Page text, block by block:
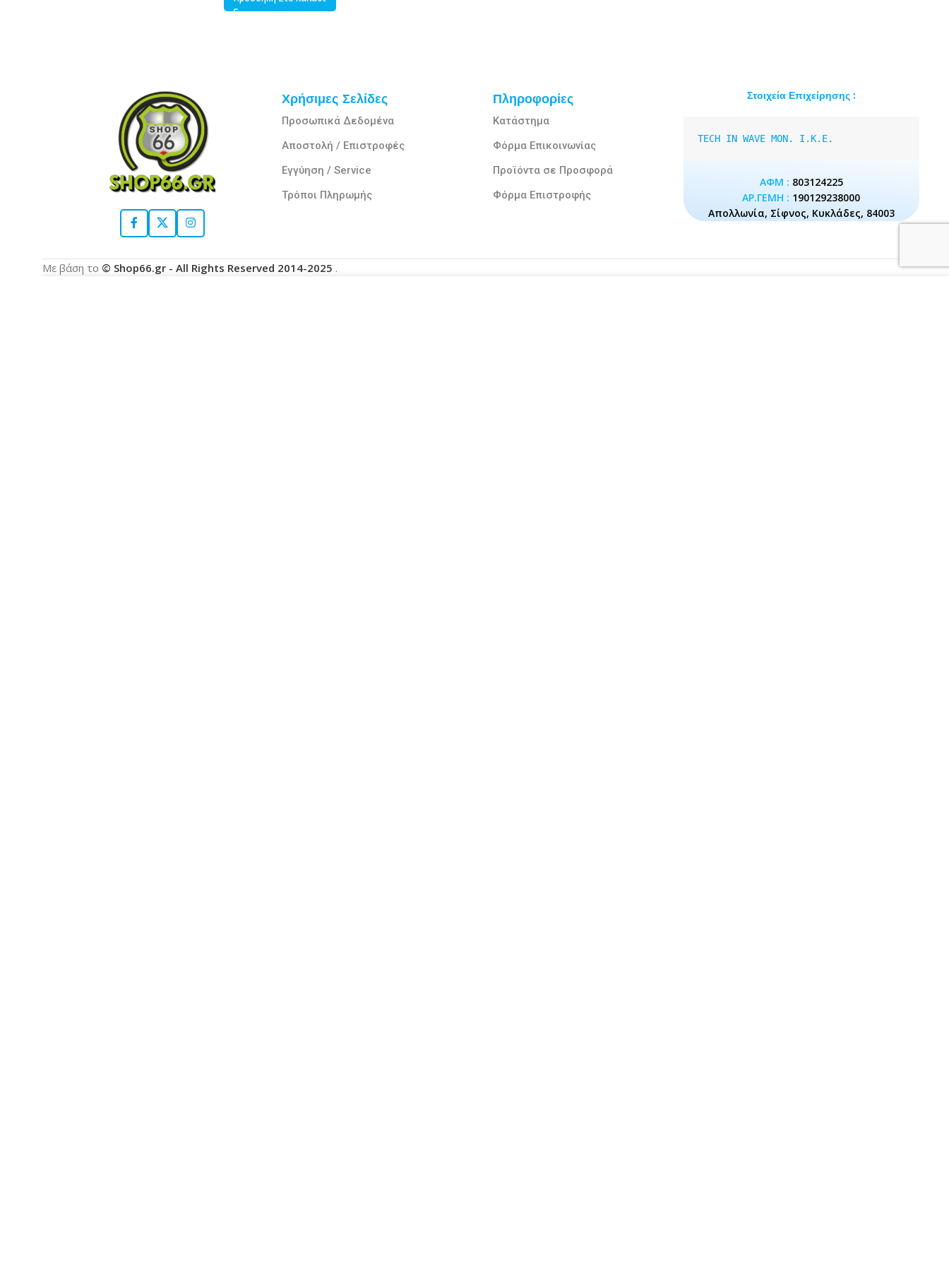
Χρήσιμες Σελίδες
Προσωπικά Δεδομένα
Αποστολή / Επιστροφές
Εγγύηση / Service
Τρόποι Πληρωμής
Πληροφορίες
Κατάστημα
Φόρμα Επικοινωνίας
Προϊόντα σε Προσφορά
Φόρμα Επιστροφής
Στοιχεία Επιχείρησης :
TECH IN WAVE MON. I.K.E.
ΑΦΜ : 803124225
ΑΡ.ΓΕΜΗ : 190129238000
Απολλωνία, Σίφνος, Κυκλάδες, 84003
Με βάση το © Shop66.gr - All Rights Reserved 2014-2025 .